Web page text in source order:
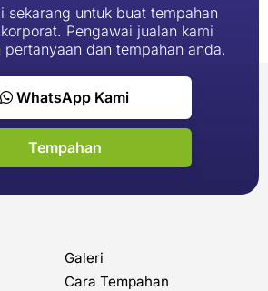
sekarang untuk buat tempahan
Pengawai jualan kami
pertanyaan dan tempahan anda.
WhatsApp Kami
Tempahan
Galeri
Cara Tempahan